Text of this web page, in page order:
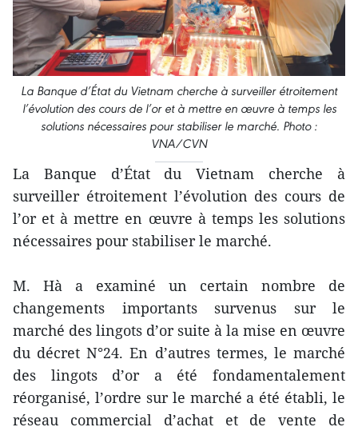
La Banque d’État du Vietnam cherche à surveiller étroitement
l’évolution des cours de l’or et à mettre en œuvre à temps les
solutions nécessaires pour stabiliser le marché. Photo :
VNA/CVN
La Banque d’État du Vietnam cherche à
surveiller étroitement l’évolution des cours de
l’or et à mettre en œuvre à temps les solutions
nécessaires pour stabiliser le marché.
M. Hà a examiné un certain nombre de
changements importants survenus sur le
marché des lingots d’or suite à la mise en œuvre
du décret N°24. En d’autres termes, le marché
des lingots d’or a été fondamentalement
réorganisé, l’ordre sur le marché a été établi, le
réseau commercial d’achat et de vente de